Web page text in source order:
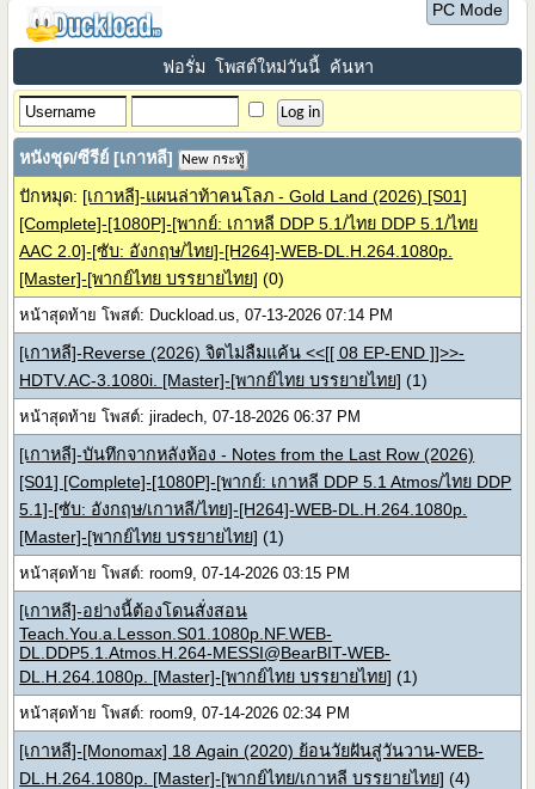
PC Mode
ฟอรั่ม โพสต์ใหม่วันนี้ ค้นหา
หนังชุด/ซีรีย์ [เกาหลี] New กระทู้
ปักหมุด: [เกาหลี]-แผนล่าท้าคนโลภ - Gold Land (2026) [S01]
[Complete]-[1080P]-[พากย์: เกาหลี DDP 5.1/ไทย DDP 5.1/ไทย
AAC 2.0]-[ซับ: อังกฤษ/ไทย]-[H264]-WEB-DL.H.264.1080p.
[Master]-[พากย์ไทย บรรยายไทย] (0)
หน้าสุดท้าย โพสต์: Duckload.us, 07-13-2026 07:14 PM
[เกาหลี]-Reverse (2026) จิตไม่ลืมแค้น <<[[ 08 EP-END ]]>>-
HDTV.AC-3.1080i. [Master]-[พากย์ไทย บรรยายไทย] (1)
หน้าสุดท้าย โพสต์: jiradech, 07-18-2026 06:37 PM
[เกาหลี]-บันทึกจากหลังห้อง - Notes from the Last Row (2026)
[S01] [Complete]-[1080P]-[พากย์: เกาหลี DDP 5.1 Atmos/ไทย DDP
5.1]-[ซับ: อังกฤษ/เกาหลี/ไทย]-[H264]-WEB-DL.H.264.1080p.
[Master]-[พากย์ไทย บรรยายไทย] (1)
หน้าสุดท้าย โพสต์: room9, 07-14-2026 03:15 PM
[เกาหลี]-อย่างนี้ต้องโดนสั่งสอน
Teach.You.a.Lesson.S01.1080p.NF.WEB-
DL.DDP5.1.Atmos.H.264-MESSI@BearBIT-WEB-
DL.H.264.1080p. [Master]-[พากย์ไทย บรรยายไทย] (1)
หน้าสุดท้าย โพสต์: room9, 07-14-2026 02:34 PM
[เกาหลี]-[Monomax] 18 Again (2020) ย้อนวัยฝันสู่วันวาน-WEB-
DL.H.264.1080p. [Master]-[พากย์ไทย/เกาหลี บรรยายไทย] (4)